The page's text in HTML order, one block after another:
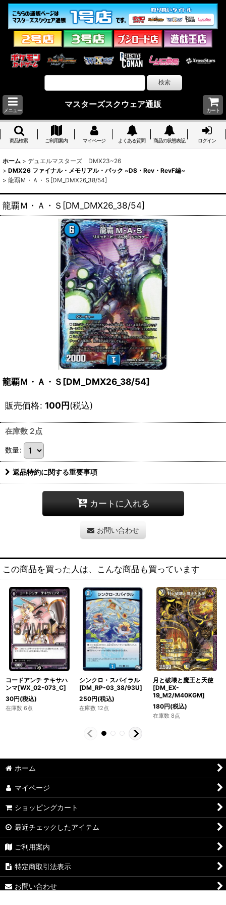
メニュー
マスターズスクウェア通販
カート
商品検索 ご利用案内 マイページ よくある質問 商品の状態表記 ログイン
ホーム > デュエルマスターズ DMX23~26
> DMX26 ファイナル・メモリアル・パック ~DS・Rev・RevF編~
> 龍覇Ｍ・Ａ・Ｓ[DM_DMX26_38/54]
龍覇Ｍ・Ａ・Ｓ[DM_DMX26_38/54]
龍覇Ｍ・Ａ・Ｓ[DM_DMX26_38/54]
販売価格: 100円(税込)
在庫数 2点
数量:
返品特約に関する重要事項
カートに入れる
お問い合わせ
この商品を買った人は、こんな商品も買っています
コードアンチ テキサハ
ンマ[WX_02-073_C]
30円(税込)
在庫数 6点
シンクロ・スパイラル
[DM_RP-03_38/93U]
250円(税込)
在庫数 12点
月と破壊と魔王と天使
[DM_EX-
19_M2/M40KGM]
180円(税込)
在庫数 8点
ホーム
マイページ
ショッピングカート
最近チェックしたアイテム
ご利用案内
特定商取引法表示
お問い合わせ